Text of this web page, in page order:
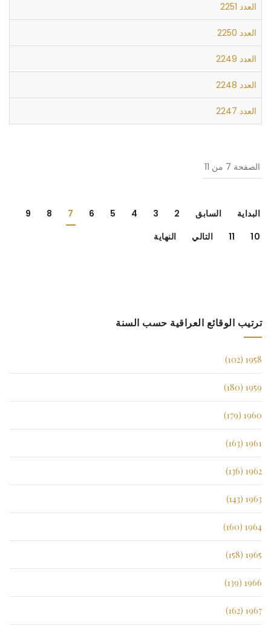
العدد 2251
العدد 2250
العدد 2249
العدد 2248
العدد 2247
الصفحة 7 من 11
البداية السابق 2
3
4
5
6
7
8
9
10
11 التالي النهاية
ترتيب الوقائع العراقية حسب السنة
1958 (102)
1959 (180)
1960 (179)
1961 (163)
1962 (136)
1963 (143)
1964 (160)
1965 (158)
1966 (139)
1967 (162)